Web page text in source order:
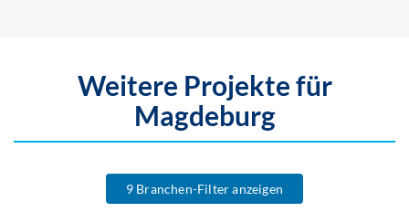
Weitere Projekte für
Magdeburg
9 Branchen-Filter anzeigen